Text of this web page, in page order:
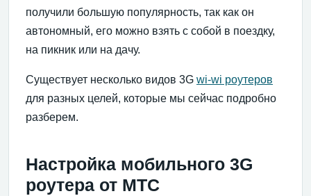
получили большую популярность, так как он
автономный, его можно взять с собой в поездку,
на пикник или на дачу.
Существует несколько видов 3G wi-wi роутеров
для разных целей, которые мы сейчас подробно
разберем.
Настройка мобильного 3G
роутера от МТС